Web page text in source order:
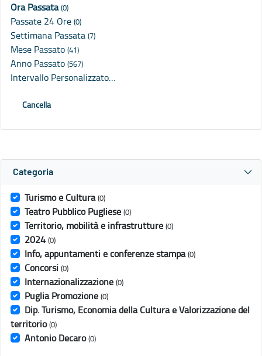
Ora Passata(0)
Passate 24 Ore (0)
Settimana Passata (7)
Mese Passato (41)
Anno Passato (567)
Intervallo Personalizzato…
Cancella
Categoria
Turismo e Cultura (0)
Teatro Pubblico Pugliese (0)
Territorio, mobilità e infrastrutture (0)
2024 (0)
Info, appuntamenti e conferenze stampa (0)
Concorsi (0)
Internazionalizzazione (0)
Puglia Promozione (0)
Dip. Turismo, Economia della Cultura e Valorizzazione del
territorio (0)
Antonio Decaro (0)